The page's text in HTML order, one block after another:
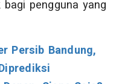
pengguna yang
Persib Bandung,